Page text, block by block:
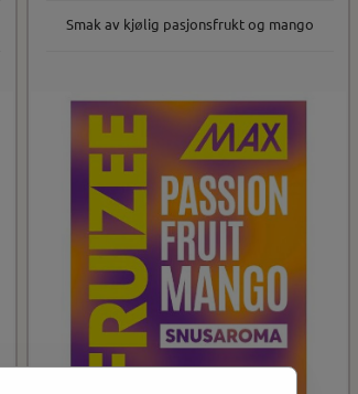
Smak av kjølig pasjonsfrukt og mango